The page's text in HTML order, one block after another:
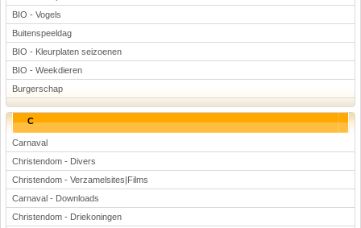
BIO - Vogels
Buitenspeeldag
BIO - Kleurplaten seizoenen
BIO - Weekdieren
Burgerschap
C
Carnaval
Christendom - Divers
Christendom - Verzamelsites|Films
Carnaval - Downloads
Christendom - Driekoningen